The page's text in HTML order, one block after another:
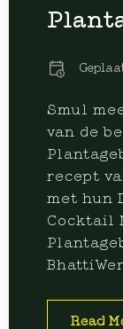
Smul
van de
recept
met hun
Cocktail
Read